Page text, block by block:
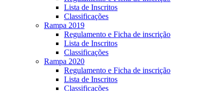
Lista de Inscritos
Classificações
Rampa 2019
Regulamento e Ficha de inscrição
Lista de Inscritos
Classificações
Rampa 2020
Regulamento e Ficha de inscrição
Lista de Inscritos
Classificações